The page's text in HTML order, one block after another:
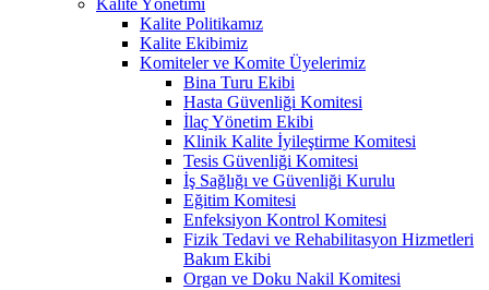
Kalite Politikamız
Kalite Ekibimiz
Komiteler ve Komite Üyelerimiz
Bina Turu Ekibi
Hasta Güvenliği Komitesi
İlaç Yönetim Ekibi
Klinik Kalite İyileştirme Komitesi
Tesis Güvenliği Komitesi
İş Sağlığı ve Güvenliği Kurulu
Eğitim Komitesi
Enfeksiyon Kontrol Komitesi
Fizik Tedavi ve Rehabilitasyon Hizmetleri
Bakım Ekibi
Organ ve Doku Nakil Komitesi